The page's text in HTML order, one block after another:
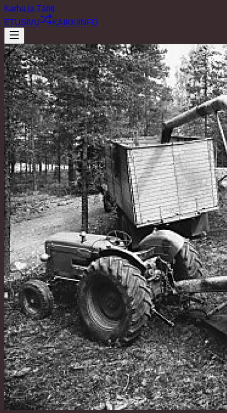
Karhu ja Tähti
ETUSIVU
KAIKKI INFO